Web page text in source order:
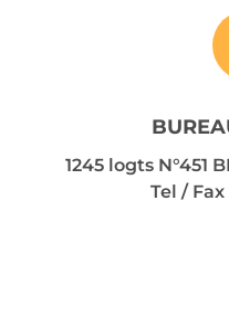
1245 logts N°451
Tel / Fax